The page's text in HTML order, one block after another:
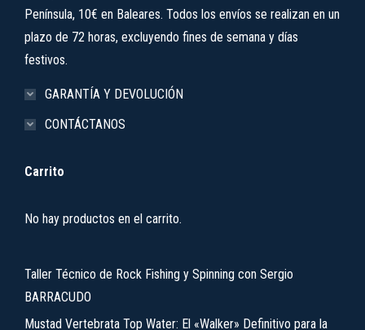
Península, 10€ en Baleares. Todos los envíos se realizan en un
plazo de 72 horas, excluyendo fines de semana y días
festivos.
GARANTÍA Y DEVOLUCIÓN
CONTÁCTANOS
Carrito
No hay productos en el carrito.
Taller Técnico de Rock Fishing y Spinning con Sergio
BARRACUDO
Mustad Vertebrata Top Water: El «Walker» Definitivo para la